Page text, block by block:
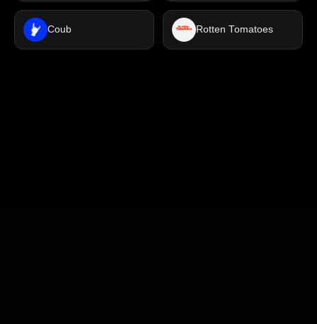
Coub Rotten Tomatoes